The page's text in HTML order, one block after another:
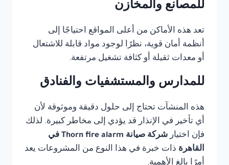
للمصانع والمخازن
تعد هذه الأماكن من أعلى المواقع احتياجًا إلى
أنظمة أمان قوية، نظرًا لوجود مواد قابلة للاشتعال
أو معدات ثقيلة أو كثافة تشغيل مرتفعة.
للمدارس والمستشفيات والفنادق
هذه المنشآت تحتاج إلى حلول دقيقة وموثوقة لأن
أي تأخير في الإنذار قد يؤدي إلى مخاطر كبيرة. لذلك
فإن اختيار
شركة صيانة Thorn fire alarm في
القاهرة ذات خبرة في هذا النوع من المشروعات يعد